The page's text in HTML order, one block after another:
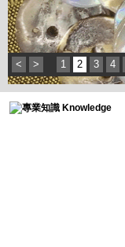
< > 1 2 3 4